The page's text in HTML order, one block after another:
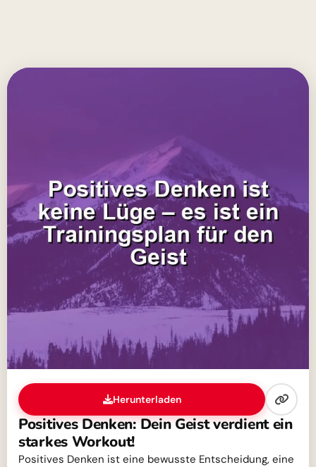
Herunterladen
Positives Denken: Dein Geist verdient ein
starkes Workout!
Positives Denken ist eine bewusste Entscheidung, eine